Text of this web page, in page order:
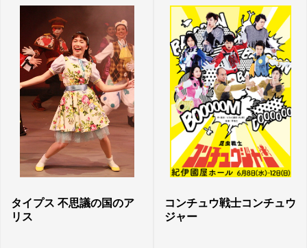
タイプス 不思議の国のア
リス
コンチュウ戦士コンチュウ
ジャー